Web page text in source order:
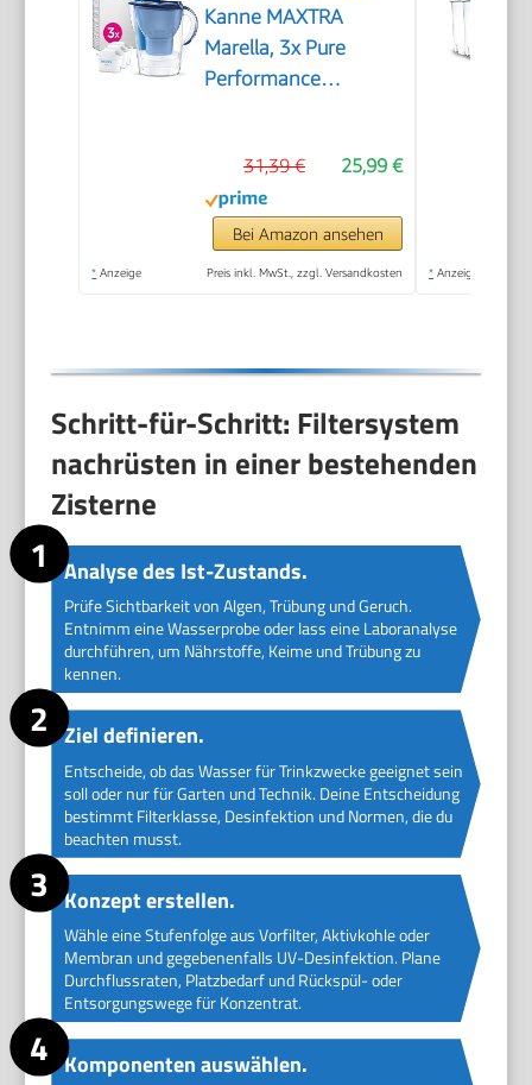
Kanne MAXTRA
Marella, 3x Pure
Performance
25,99 €
31,39 €
Bei Amazon ansehen
* Anzeige Preis inkl. MwSt., zzgl. Versandkosten * Anzeige
Schritt-für-Schritt: Filtersystem
nachrüsten in einer bestehenden
Zisterne
Analyse des Ist-Zustands.
Prüfe Sichtbarkeit von Algen, Trübung und Geruch.
Entnimm eine Wasserprobe oder lass eine Laboranalyse
durchführen, um Nährstoffe, Keime und Trübung zu
kennen.
Ziel definieren.
Entscheide, ob das Wasser für Trinkzwecke geeignet sein
soll oder nur für Garten und Technik. Deine Entscheidung
bestimmt Filterklasse, Desinfektion und Normen, die du
beachten musst.
Konzept erstellen.
Wähle eine Stufenfolge aus Vorfilter, Aktivkohle oder
Membran und gegebenenfalls UV-Desinfektion. Plane
Durchflussraten, Platzbedarf und Rückspül- oder
Entsorgungswege für Konzentrat.
Komponenten auswählen.